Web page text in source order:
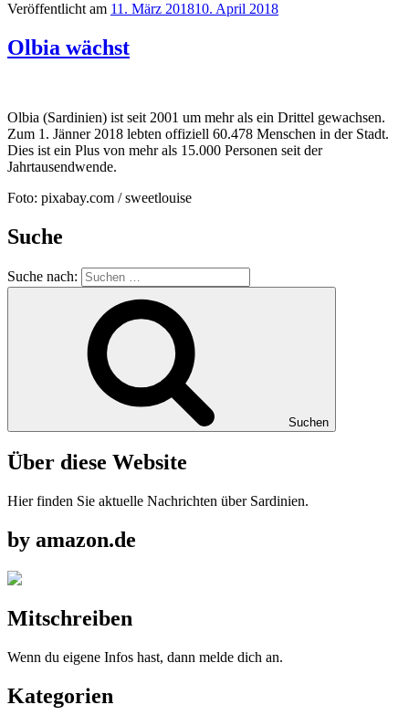
Veröffentlicht am 11. März 201810. April 2018
Olbia wächst
Olbia (Sardinien) ist seit 2001 um mehr als ein Drittel gewachsen.
Zum 1. Jänner 2018 lebten offiziell 60.478 Menschen in der Stadt.
Dies ist ein Plus von mehr als 15.000 Personen seit der
Jahrtausendwende.
Foto: pixabay.com / sweetlouise
Suche
Suche nach:
Suchen
Über diese Website
Hier finden Sie aktuelle Nachrichten über Sardinien.
by amazon.de
Mitschreiben
Wenn du eigene Infos hast, dann melde dich an.
Kategorien